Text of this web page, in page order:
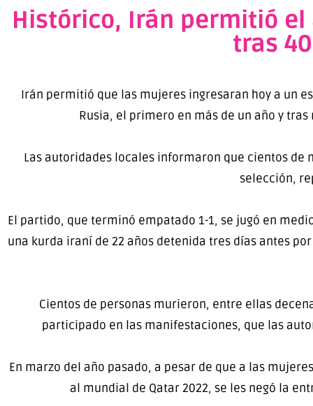
Histórico, Irán permitió
tras
Irán permitió que las mujeres ingresaran hoy a un
Rusia, el primero en más de un año y
Las autoridades locales informaron que cientos
selección,
El partido, que terminó empatado 1-1, se jugó en
una kurda iraní de 22 años detenida tres días antes
Cientos de personas murieron, entre ellas
participado en las manifestaciones, que las
En marzo del año pasado, a pesar de que a las
al mundial de Qatar 2022, se les negó la